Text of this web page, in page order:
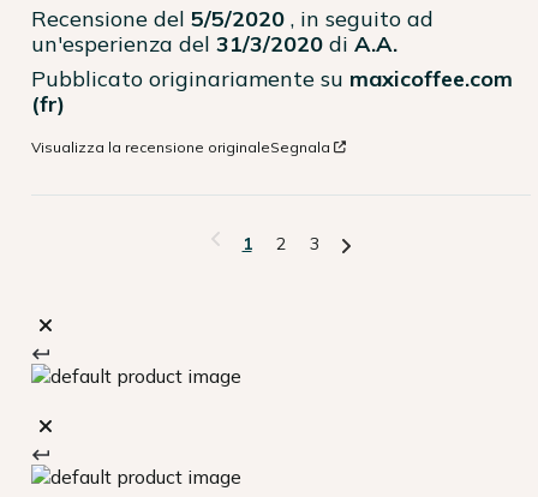
Recensione del 5/5/2020 , in seguito ad
un'esperienza del 31/3/2020 di A.A.
Pubblicato originariamente su maxicoffee.com
(fr)
Visualizza la recensione originaleSegnala
1 2 3